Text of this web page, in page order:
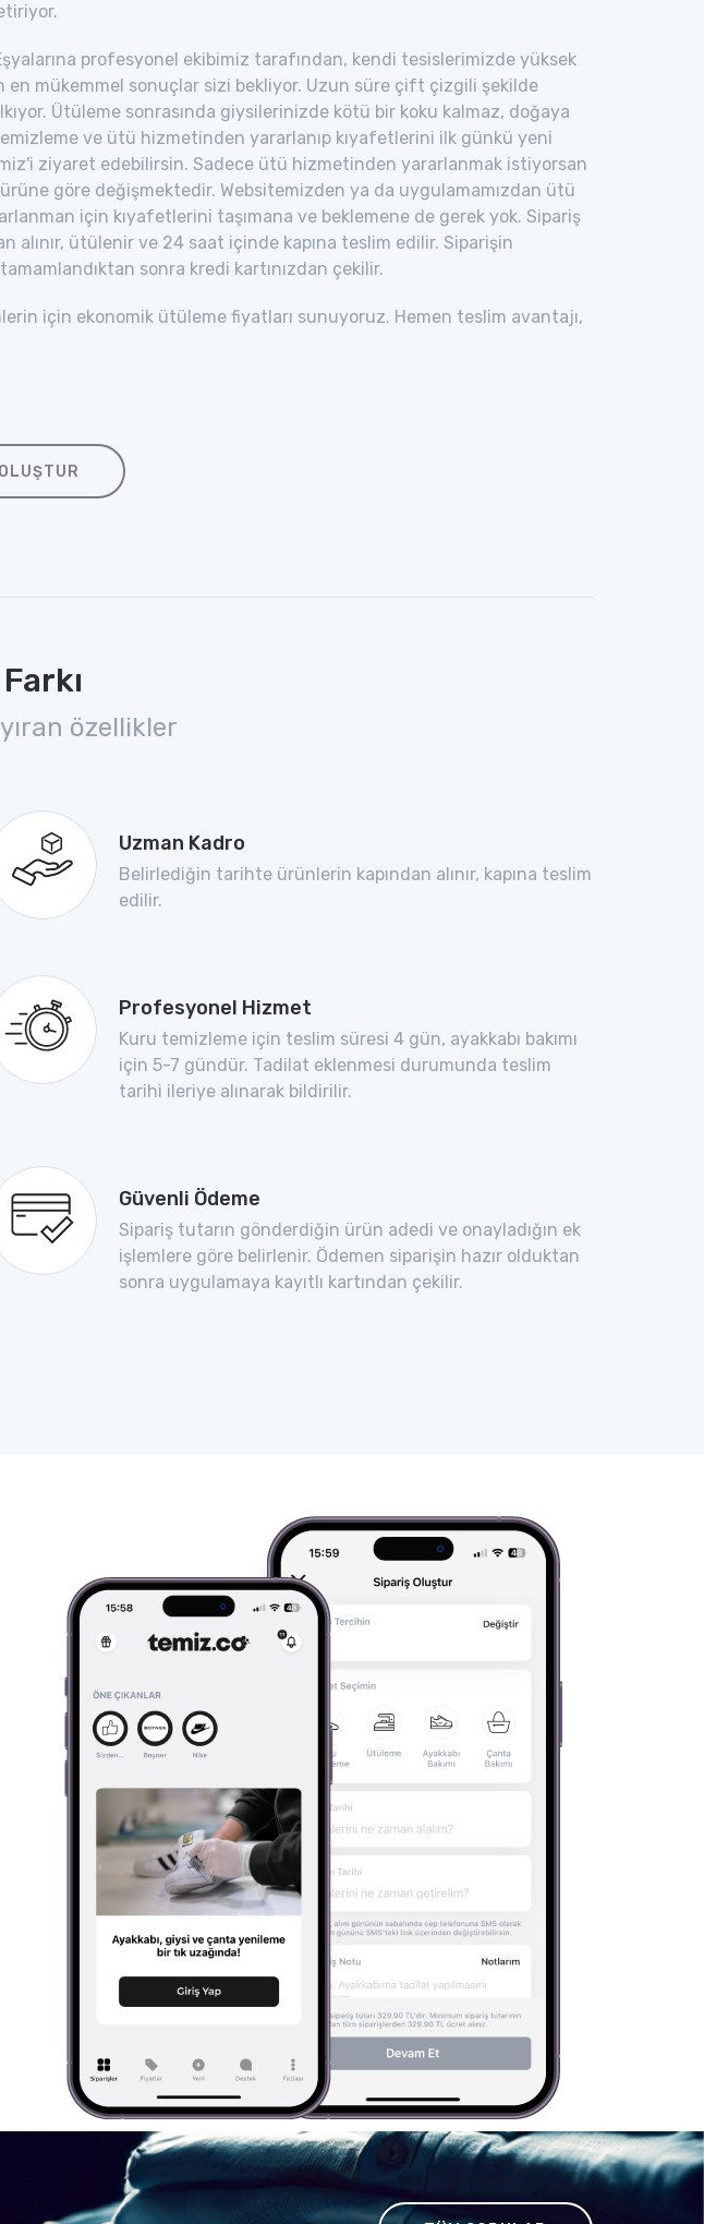
profesyonel ekibimiz tarafından, kendi tesislerimizde yüksek
en mükemmel sonuçlar sizi bekliyor. Uzun süre çift çizgili şekilde
Ütüleme sonrasında giysilerinizde kötü bir koku kalmaz, doğaya
ve ütü hizmetinden yararlanıp kıyafetlerini ilk günkü yeni
ziyaret edebilirsin. Sadece ütü hizmetinden yararlanmak istiyorsan
göre değişmektedir. Websitemizden ya da uygulamamızdan ütü
için kıyafetlerini taşımana ve beklemene de gerek yok. Sipariş
ütülenir ve 24 saat içinde kapına teslim edilir. Siparişin
sonra kredi kartınızdan çekilir.
için ekonomik ütüleme fiyatları sunuyoruz. Hemen teslim avantajı,
özellikler
Uzman Kadro
Belirlediğin tarihte ürünlerin kapından alınır, kapına teslim
edilir.
Profesyonel Hizmet
Kuru temizleme için teslim süresi 4 gün, ayakkabı bakımı
için 5-7 gündür. Tadilat eklenmesi durumunda teslim
tarihi ileriye alınarak bildirilir.
Güvenli Ödeme
Sipariş tutarın gönderdiğin ürün adedi ve onayladığın ek
işlemlere göre belirlenir. Ödemen siparişin hazır olduktan
sonra uygulamaya kayıtlı kartından çekilir.